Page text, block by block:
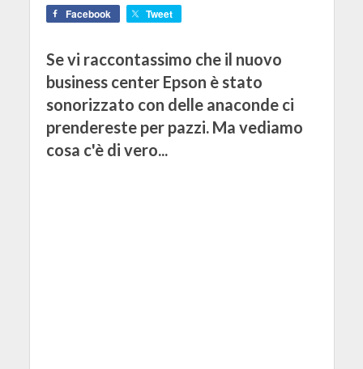
Facebook Tweet
Se vi raccontassimo che il nuovo
business center Epson è stato
sonorizzato con delle anaconde ci
prendereste per pazzi. Ma vediamo
cosa c'è di vero...